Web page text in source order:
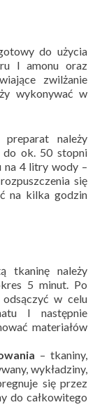
do użycia
I amonu oraz
zwilżanie
wykonywać w
należy
do ok. 50 stopni
na 4 litry wody –
się
na kilka godzin
tkaninę należy
5 minut. Po
w celu
I następnie
materiałów
– tkaniny,
wykładziny,
się przez
do całkowitego